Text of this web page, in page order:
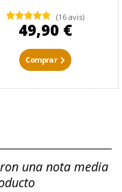
(16 avis)
49,90 €
Comprar
una nota media